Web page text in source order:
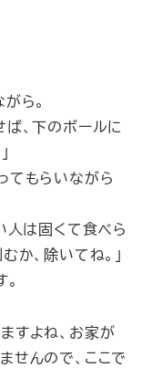
ら。
ば、下のボールに
てもらいながら
人は固くて食べら
か、除いてね。」
すよね、お家が
せんので、ここで